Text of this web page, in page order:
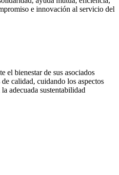
e innovación al servicio del
el bienestar de sus asociados
calidad, cuidando los aspectos
adecuada sustentabilidad